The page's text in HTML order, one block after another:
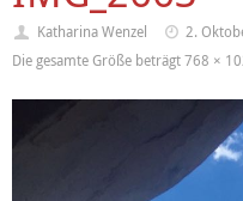
Katharina Wenzel
2.
Die gesamte Größe beträgt768 ×